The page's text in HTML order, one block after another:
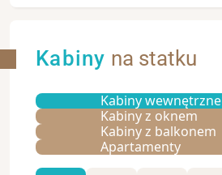
Kabiny na statku
Kabiny wewnętrzne
Kabiny z oknem
Kabiny z balkonem
Apartamenty